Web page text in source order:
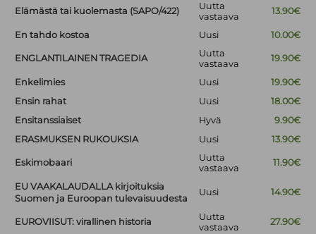
Elämästä tai kuolemasta (SAPO/422)
Uutta
vastaava
13.90€
En tahdo kostoa Uusi 10.00€
ENGLANTILAINEN TRAGEDIA
Uutta
vastaava
19.90€
Enkelimies Uusi
19.90€
Ensin rahat
Uusi
18.00€
Ensitanssiaiset
Hyvä
9.90€
ERASMUKSEN RUKOUKSIA
Uusi 13.90€
Eskimobaari
Uutta
vastaava
11.90€
EU VAAKALAUDALLA kirjoituksia
Suomen ja Euroopan tulevaisuudesta
Uusi 14.90€
EUROVIISUT: virallinen historia
Uutta
vastaava
27.90€